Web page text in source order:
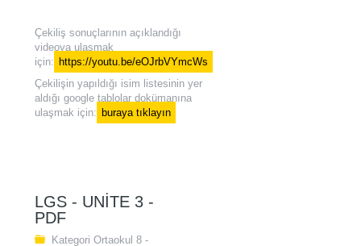
Çekiliş sonuçlarının açıklandığı
videoya ulaşmak
için: https://youtu.be/eOJrbVYmcWs
Çekilişin yapıldığı isim listesinin yer
aldığı google tablolar dokümanına
ulaşmak için: buraya tıklayın
LGS - UNITE 3 -
PDF
Kategori Ortaokul 8 -